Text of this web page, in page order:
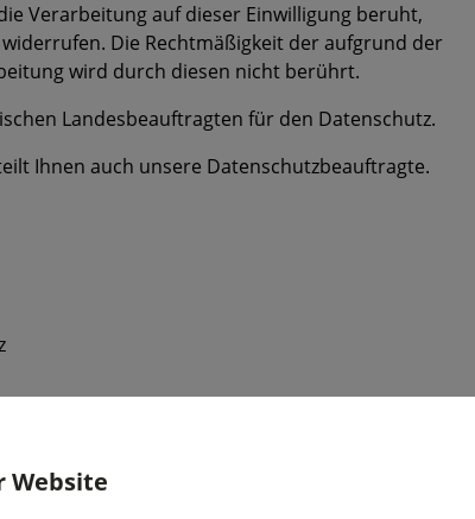
Website
Verarbeitung auf dieser Einwilligung beruht,
Die Rechtmäßigkeit der aufgrund der
wird durch diesen nicht berührt.
Landesbeauftragten für den Datenschutz.
Ihnen auch unsere Datenschutzbeauftragte.